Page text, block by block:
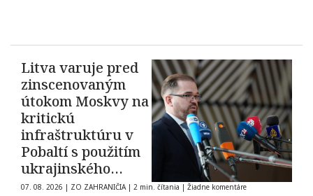
Litva varuje pred
zinscenovaným
útokom Moskvy na
kritickú
infraštruktúru v
Pobaltí s použitím
ukrajinského
dronu
07. 08. 2026 | ZO ZAHRANIČIA | 2 min. čítania | Žiadne komentáre